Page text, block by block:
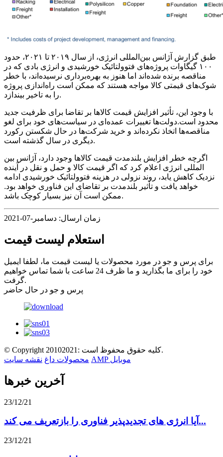
طبق گزارش آژانس بین‌المللی انرژی، از سال ۲۰۱۹ تا ۲۰۲۱، حدود
۱۰۰ گیگاوات پروژه‌های فتوولتائیک خورشیدی و انرژی بادی که در
مناقصه برنده شده‌اند اما هنوز به بهره‌برداری نرسیده‌اند، با خطر
شوک‌های قیمتی کالا مواجه هستند که ممکن است راه‌اندازی پروژه
را به تاخیر بیندازد.
با وجود این، تأثیر افزایش قیمت کالاها بر تقاضا برای ظرفیت جدید
محدود است.دولت‌ها تغییرات عمده‌ای در سیاست‌های خود برای لغو
مناقصه‌ها اتخاذ نکرده‌اند و خرید شرکت‌ها در حال شکستن رکورد
دیگری در سال گذشته است.
اگرچه خطر افزایش بلندمدت قیمت کالاها وجود دارد، آژانس بین
المللی انرژی اعلام کرد که اگر قیمت کالا و حمل و نقل در آینده
نزدیک کاهش یابد، روند نزولی در هزینه فتوولتائیک خورشیدی ادامه
خواهد یافت و تأثیر بلندمدت بر تقاضای این فناوری خواهد بود.
ممکن است آن نیز بسیار کوچک باشد.
زمان ارسال: دسامبر-07-2021
استعلام لیست قیمت
برای پرس و جو در مورد محصولات یا لیست قیمت ما، لطفا ایمیل
خود را برای ما بگذارید و ما ظرف 24 ساعت با شما تماس خواهیم
گرفت.
پرس و جو در حال حاضر
© Copyright 20102021: کلیه حقوق محفوظ است.
محصولات داغ نقشه سایت AMP موبایل
آخرین خبرها
23/12/21
آیا انرژی های تجدیدپذیر فناوری را بازتعریف می کند...
23/12/21